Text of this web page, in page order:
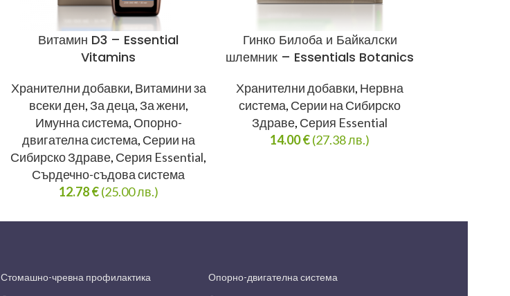
Витамин D3 – Essential
Vitamins
Хранителни добавки, Витамини за
всеки ден,За деца,За жени,
Имунна система, Опорно-
двигателна система, Серии на
Сибирско Здраве, Серия Essential,
Сърдечно-съдова система
12.78€(25.00 лв.)
Гинко Билоба и Байкалски
шлемник – Essentials Botanics
Хранителни добавки, Нервна
система, Серии на Сибирско
Здраве, Серия Essential
14.00€(27.38 лв.)
Стомашно-чревна профилактика
Опорно-двигателна система